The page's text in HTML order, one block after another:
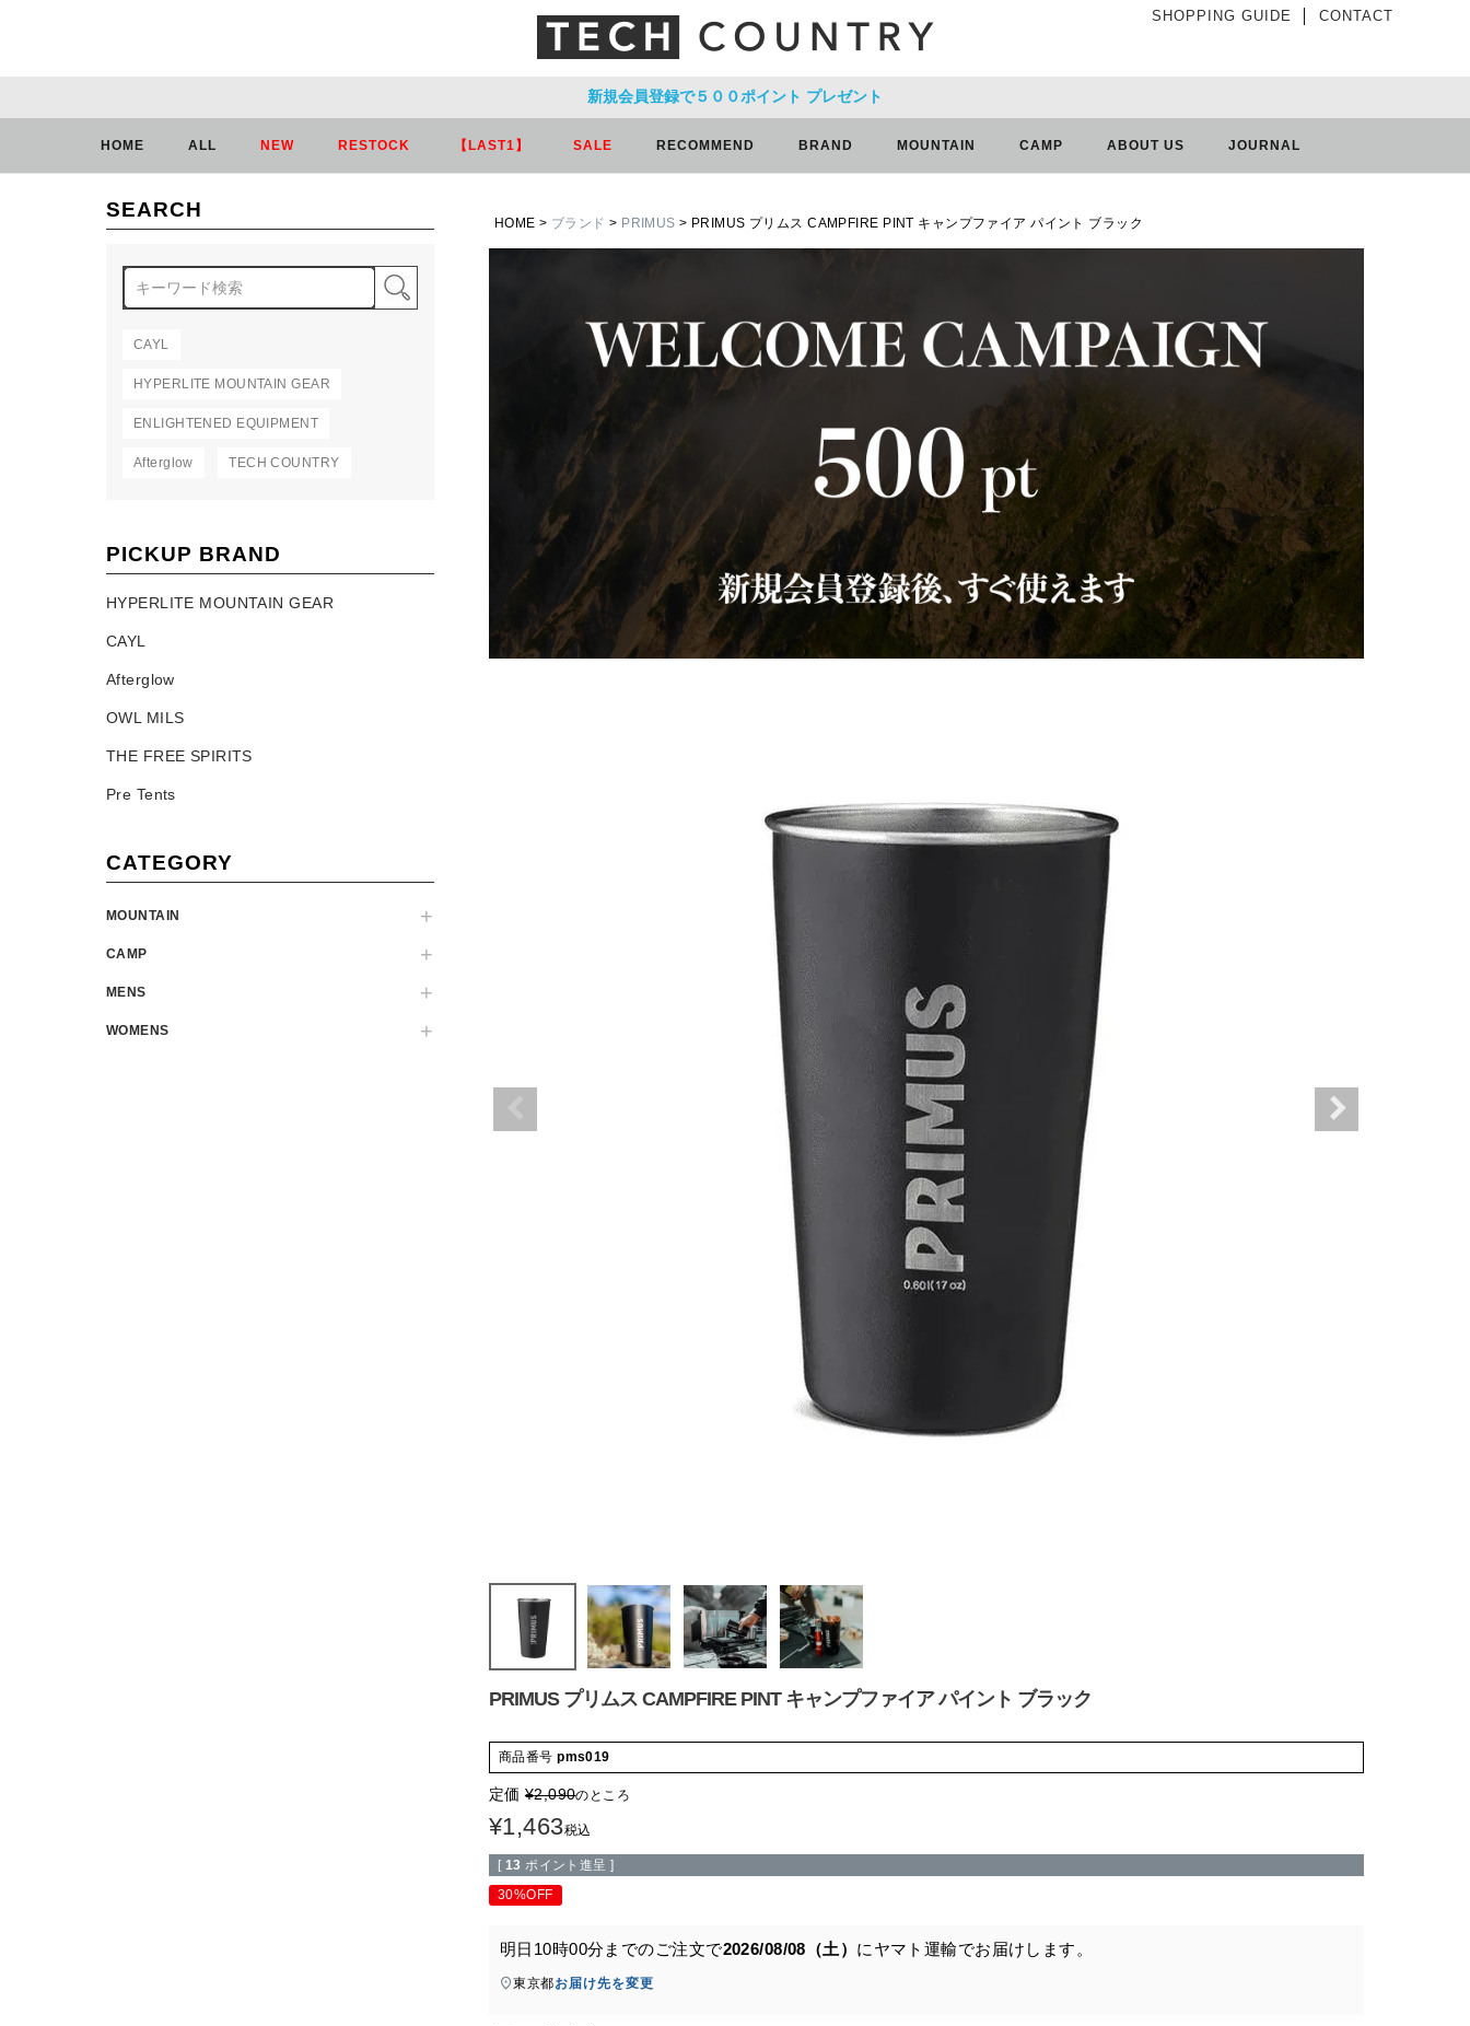
SHOPPING GUIDE CONTACT
新規会員登録で５００ポイント プレゼント
HOME ALL NEW RESTOCK 【LAST1】 SALE RECOMMEND BRAND MOUNTAIN CAMP ABOUT US JOURNAL
SEARCH
CAYL
HYPERLITE MOUNTAIN GEAR
ENLIGHTENED EQUIPMENT
Afterglow TECH COUNTRY
PICKUP BRAND
HYPERLITE MOUNTAIN GEAR
CAYL
Afterglow
OWL MILS
THE FREE SPIRITS
Pre Tents
CATEGORY
MOUNTAIN
CAMP
MENS
WOMENS
HOME ブランド PRIMUS PRIMUS プリムス CAMPFIRE PINT キャンプファイア パイント ブラック
PRIMUS プリムス CAMPFIRE PINT キャンプファイア パイント ブラック
商品番号 pms019
定価 ¥2,090のところ
¥1,463税込
[ 13 ポイント進呈 ]
30%OFF
明日 10時00分までのご注文で2026/08/08（土） に ヤマト運輸でお届けします。
東京都お届け先を変更